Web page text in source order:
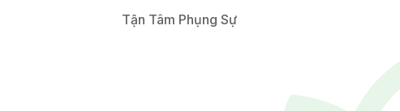
Tận Tâm Phụng Sự